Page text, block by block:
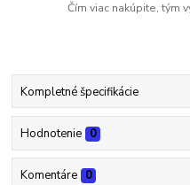
Čím viac nakúpite, tým
Kompletné špecifikácie
Hodnotenie 0
Komentáre 0